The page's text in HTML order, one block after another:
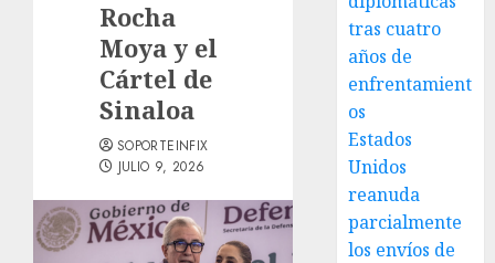
Rocha
Moya y el
Cártel de
Sinaloa
SOPORTEINFIX
JULIO 9, 2026
tras cuatro
años de
enfrentamient
os
Estados
Unidos
reanuda
parcialmente
los envíos de